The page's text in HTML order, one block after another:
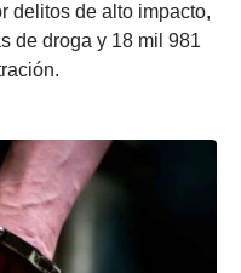
delitos de alto impacto,
de droga y 18 mil 981